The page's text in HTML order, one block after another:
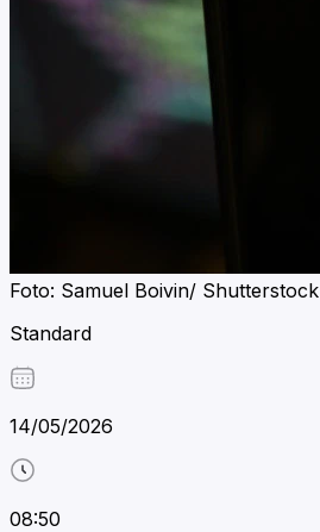
Foto: Samuel Boivin/ Shutterstock
Standard
14/05/2026
08:50